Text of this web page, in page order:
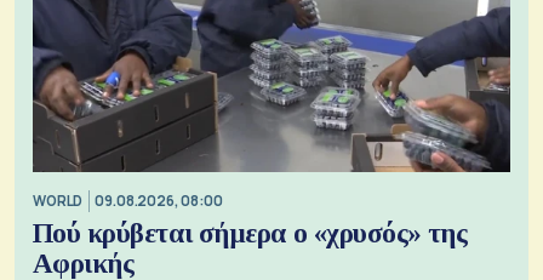
WORLD 09.08.2026, 08:00
Πού κρύβεται σήμερα ο «χρυσός» της
Αφρικής